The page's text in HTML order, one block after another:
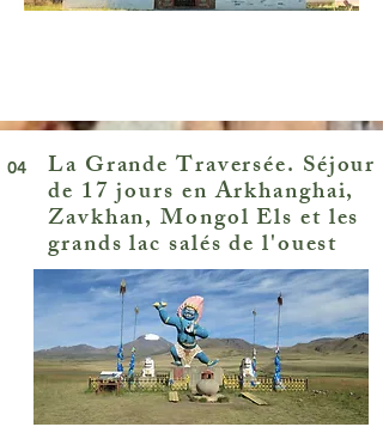
04 La Grande Traversée. Séjour
de 17 jours en Arkhanghai,
Zavkhan, Mongol Els et les
grands lac salés de l'ouest